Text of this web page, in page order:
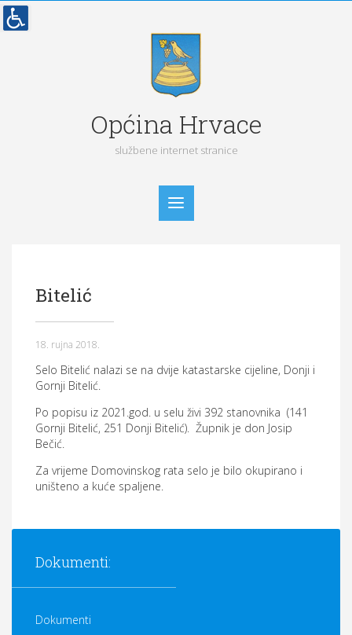
Općina Hrvace
službene internet stranice
Vijesti
Općina Hrvace
Dokumenti
Pristup informacijama
Bitelić
18. rujna 2018.
Selo Bitelić nalazi se na dvije katastarske cijeline, Donji i
Gornji Bitelić.
Po popisu iz 2021.god. u selu živi 392 stanovnika (141
Gornji Bitelić, 251 Donji Bitelić). Župnik je don Josip
Bečić.
Za vrijeme Domovinskog rata selo je bilo okupirano i
uništeno a kuće spaljene.
Dokumenti:
Dokumenti